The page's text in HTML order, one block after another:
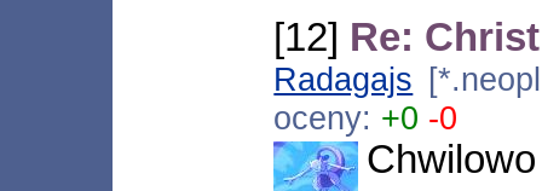
[12] Re:
Radagajs
oceny: +0 -0